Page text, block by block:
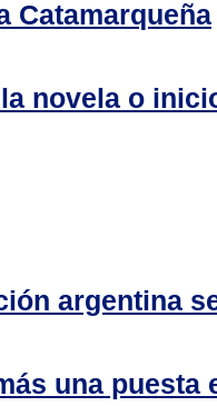
Catamarqueña
novela o
argentina
una